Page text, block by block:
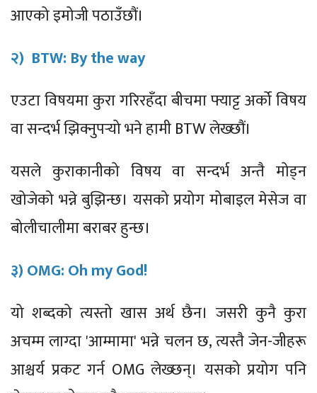
आएको इमोजी पठाउँछौं।
२) BTW: By the way
एउटा विषयमा कुरा गरिरहँदा बीचमा फ्याट्ट अर्को विषय
वा सन्दर्भ झिक्नुपर्‍यो भने हामी BTW लेख्छौं।
यसले कुराकानीको विषय वा सन्दर्भ अन्तै मोड्न
खोजेको भन्ने बुझिन्छ। यसको प्रयोग मोबाइल मेसेज वा
बोलीचालीमा बराबर हुन्छ।
३) OMG: Oh my God!
यो शब्दको त्यस्तो खास अर्थ छैन। जसरी कुनै कुरा
अचम्म लाग्दा 'आम्मामा' भन्ने चलन छ, त्यस्तै जेन-जीहरू
आश्चर्य प्रकट गर्न OMG लेख्छन्। यसको प्रयोग पनि